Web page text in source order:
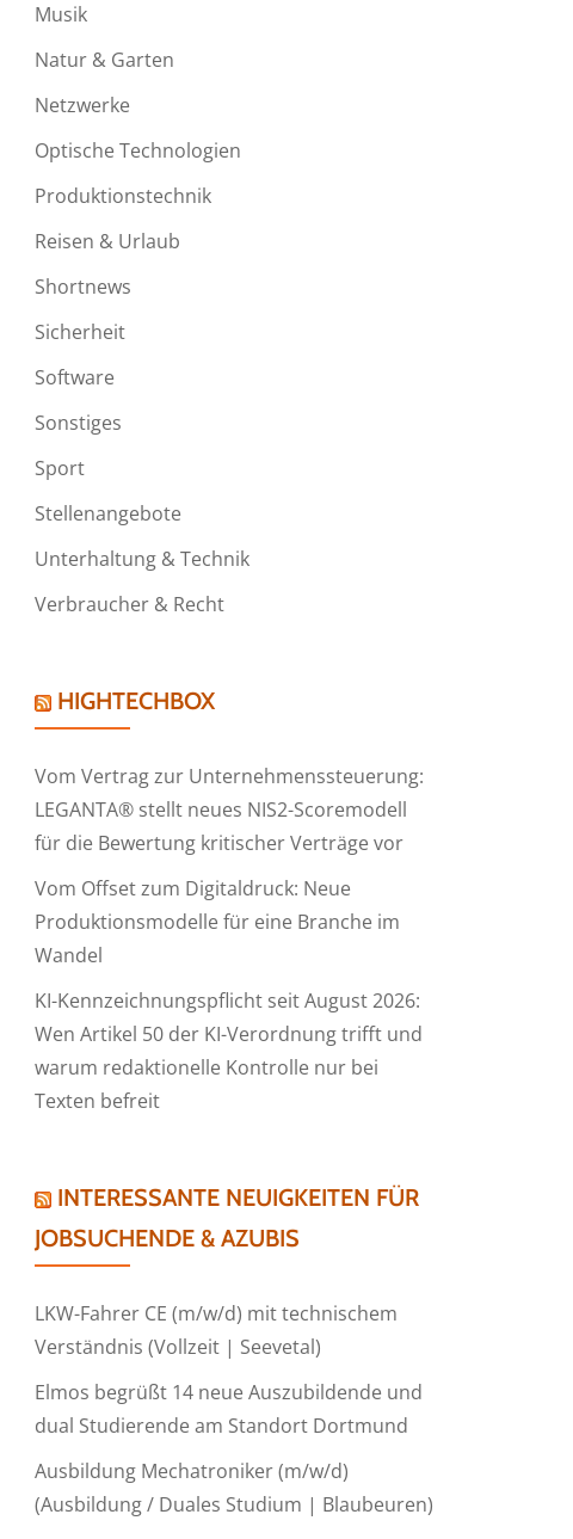
Musik
Natur & Garten
Netzwerke
Optische Technologien
Produktionstechnik
Reisen & Urlaub
Shortnews
Sicherheit
Software
Sonstiges
Sport
Stellenangebote
Unterhaltung & Technik
Verbraucher & Recht
HIGHTECHBOX
Vom Vertrag zur Unternehmenssteuerung:
LEGANTA® stellt neues NIS2-Scoremodell
für die Bewertung kritischer Verträge vor
Vom Offset zum Digitaldruck: Neue
Produktionsmodelle für eine Branche im
Wandel
KI-Kennzeichnungspflicht seit August 2026:
Wen Artikel 50 der KI-Verordnung trifft und
warum redaktionelle Kontrolle nur bei
Texten befreit
INTERESSANTE NEUIGKEITEN FÜR
JOBSUCHENDE & AZUBIS
LKW-Fahrer CE (m/w/d) mit technischem
Verständnis (Vollzeit | Seevetal)
Elmos begrüßt 14 neue Auszubildende und
dual Studierende am Standort Dortmund
Ausbildung Mechatroniker (m/w/d)
(Ausbildung / Duales Studium | Blaubeuren)